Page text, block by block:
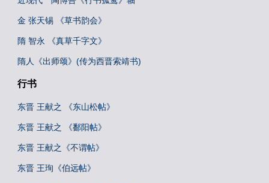
金 张天锡 《草书韵会》
隋 智永 《真草千字文》
隋人《出师颂》(传为西晋索靖书)
行书
东晋 王献之 《东山松帖》
东晋 王献之 《鄱阳帖》
东晋 王献之《不谓帖》
东晋 王珣《伯远帖》